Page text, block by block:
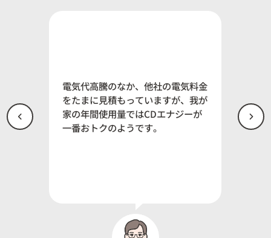
気料
とこ
るよ
電気代高騰のなか、他社の電気料金
をたまに見積もっていますが、我が
家の年間使用量ではCDエナジーが
一番おトクのようです。
思い
切り
た点